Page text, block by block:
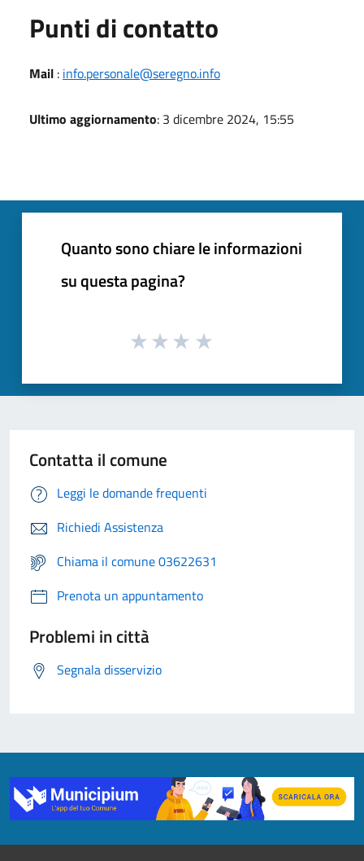
Punti di contatto
Mail : info.personale@seregno.info
Ultimo aggiornamento: 3 dicembre 2024, 15:55
Quanto sono chiare le informazioni
su questa pagina?
Contatta il comune
Leggi le domande frequenti
Richiedi Assistenza
Chiama il comune 03622631
Prenota un appuntamento
Problemi in città
Segnala disservizio